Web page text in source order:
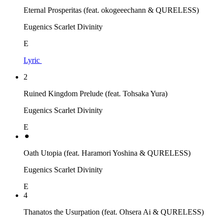
Eternal Prosperitas (feat. okogeeechann & QURELESS)
Eugenics Scarlet Divinity
E
Lyric
2
Ruined Kingdom Prelude (feat. Tohsaka Yura)
Eugenics Scarlet Divinity
E
⚫︎
Oath Utopia (feat. Haramori Yoshina & QURELESS)
Eugenics Scarlet Divinity
E
4
Thanatos the Usurpation (feat. Ohsera Ai & QURELESS)